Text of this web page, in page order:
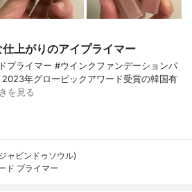
上がりのアイプライマー
プライマー #ウインクファンデーションパ
年グローピックアワード受賞の韓国有
を見る
ャビンドゥソウル)
ド プライマー